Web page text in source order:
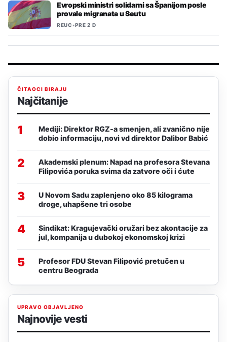
Evropski ministri solidarni sa Španijom posle
provale migranata u Seutu
REUC•PRE 2 D
ČITAOCI BIRAJU
Najčitanije
1
Mediji: Direktor RGZ-a smenjen, ali zvanično nije
dobio informaciju, novi vd direktor Dalibor Babić
2
Akademski plenum: Napad na profesora Stevana
Filipovića poruka svima da zatvore oči i ćute
3
U Novom Sadu zaplenjeno oko 85 kilograma
droge, uhapšene tri osobe
4
Sindikat: Kragujevački oružari bez akontacije za
jul, kompanija u dubokoj ekonomskoj krizi
5
Profesor FDU Stevan Filipović pretučen u
centru Beograda
UPRAVO OBJAVLJENO
Najnovije vesti